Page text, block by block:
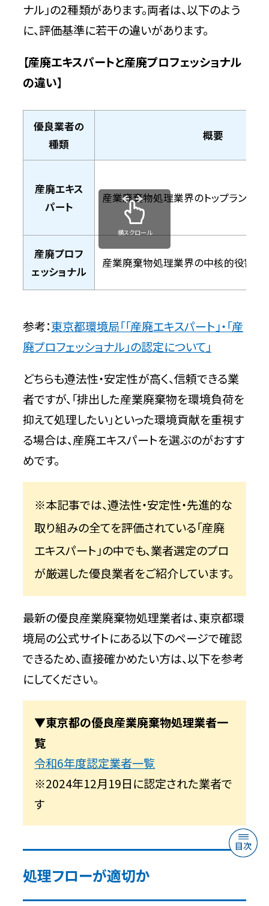
ナル」の2種類があります。両者は、以下のよう
に、評価基準に若干の違いがあります。
【産廃エキスパートと産廃プロフェッショナル
の違い】
優良業者の
種類
概要
産廃エキス
パート
産業廃棄物処理業界のトップランナ
産廃プロフ
ェッショナル
産業廃棄物処理業界の中核的役割を
横スクロール
参考：東京都環境局「「産廃エキスパート」・「産
廃プロフェッショナル」の認定について」
どちらも遵法性・安定性が高く、信頼できる業
者ですが、「排出した産業廃棄物を環境負荷を
抑えて処理したい」といった環境貢献を重視す
る場合は、産廃エキスパートを選ぶのがおすす
めです。
※本記事では、遵法性・安定性・先進的な
取り組みの全てを評価されている「産廃
エキスパート」の中でも、業者選定のプロ
が厳選した優良業者をご紹介しています。
最新の優良産業廃棄物処理業者は、東京都環
境局の公式サイトにある以下のページで確認
できるため、直接確かめたい方は、以下を参考
にしてください。
▼東京都の優良産業廃棄物処理業者一
覧
令和6年度認定業者一覧
※2024年12月19日に認定された業者で
す
処理フローが適切か